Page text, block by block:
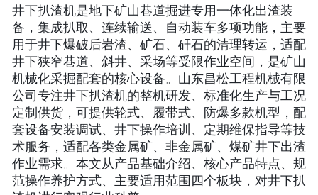
联系我们
在线留言
厂房场景
井下扒渣机是地下矿山巷道掘进专用一体化出渣装
备，集成扒取、连续输送、自动装车多项功能，主要
用于井下爆破后岩渣、矿石、矸石的清理转运，适配
井下狭窄巷道、斜井、采场等受限作业空间，是矿山
机械化采掘配套的核心设备。山东昌松工程机械有限
公司专注井下扒渣机的整机研发、标准化生产与工况
定制供货，可提供轮式、履带式、防爆多款机型，配
套设备安装调试、井下操作培训、定期维保指导等技
术服务，适配各类金属矿、非金属矿、煤矿井下出渣
作业需求。本文从产品基础介绍、核心产品特点、规
范操作养护方式、主要适用范围四个板块，对井下扒